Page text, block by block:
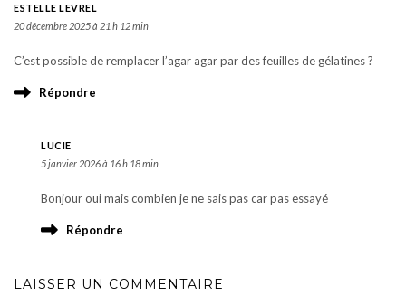
ESTELLE LEVREL
20 décembre 2025 à 21 h 12 min
C’est possible de remplacer l’agar agar par des feuilles de gélatines ?
Répondre
LUCIE
5 janvier 2026 à 16 h 18 min
Bonjour oui mais combien je ne sais pas car pas essayé
Répondre
LAISSER UN COMMENTAIRE